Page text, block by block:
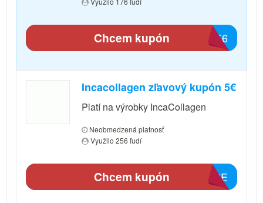
CEE6
Chcem kupón
Incacollagen zľavový kupón 5€
Platí na výrobky IncaCollagen
Neobmedzená platnosť
Využilo 256 ľudí
642E
Chcem kupón